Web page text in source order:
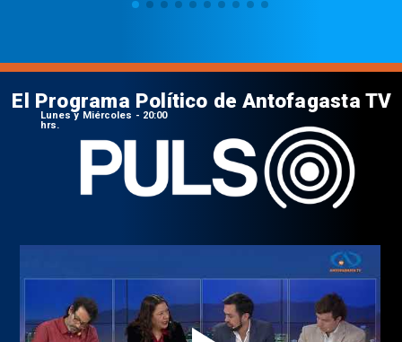
El Programa Político de Antofagasta TV
Lunes y Miércoles - 20:00
hrs.